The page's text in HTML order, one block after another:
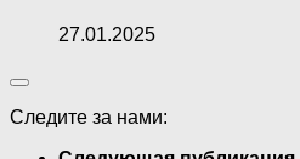
27.01.2025
Следите за нами: